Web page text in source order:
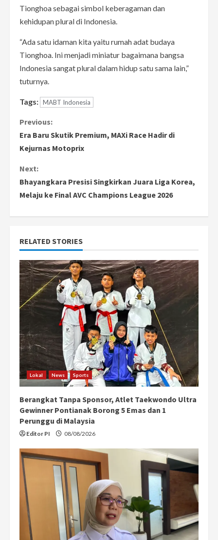
Tionghoa sebagai simbol keberagaman dan
kehidupan plural di Indonesia.
“Ada satu idaman kita yaitu rumah adat budaya
Tionghoa. Ini menjadi miniatur bagaimana bangsa
Indonesia sangat plural dalam hidup satu sama lain,”
tuturnya.
Tags: MABT Indonesia
C
o
n
t
u
e
R
e
a
d
i
n
g
Previous:
Era Baru Skutik Premium, MAXi Race Hadir di
Kejurnas Motoprix
Next:
Bhayangkara Presisi Singkirkan Juara Liga Korea,
Melaju ke Final AVC Champions League 2026
RELATED STORIES
Lokal News Sports
Berangkat Tanpa Sponsor, Atlet Taekwondo Ultra
Gewinner Pontianak Borong 5 Emas dan 1
Perunggu di Malaysia
Editor PI 08/08/2026